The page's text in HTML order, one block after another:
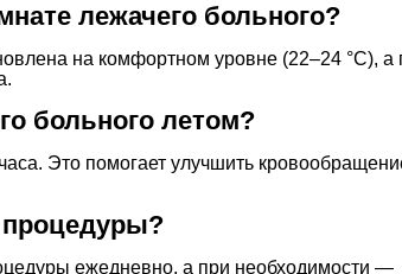
лежачего больного?
на комфортном уровне (22–24 °C), а
больного летом?
Это помогает улучшить
процедуры?
ежедневно, а при необходимости —